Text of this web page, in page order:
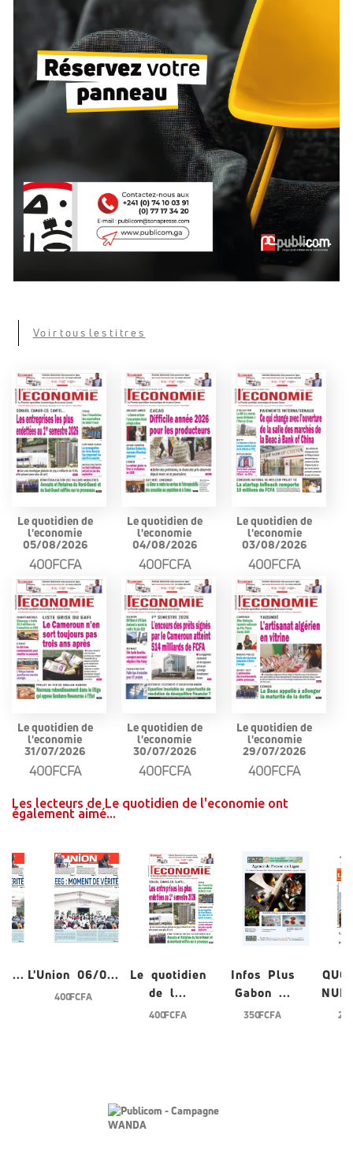
Voir tous les titres
Le quotidien de
l'economie
05/08/2026
400FCFA
Le quotidien de
l'economie
04/08/2026
400FCFA
Le quotidien de
l'economie
03/08/2026
400FCFA
Le quotidien de
l'economie
31/07/2026
400FCFA
Le quotidien de
l'economie
30/07/2026
400FCFA
Le quotidien de
l'economie
29/07/2026
400FCFA
Les lecteurs de Le quotidien de l'economie ont
également aimé...
0... L'Union 06/0...
400 FCFA
Le quotidien
de l...
400 FCFA
Infos Plus
Gabon ...
350 FCFA